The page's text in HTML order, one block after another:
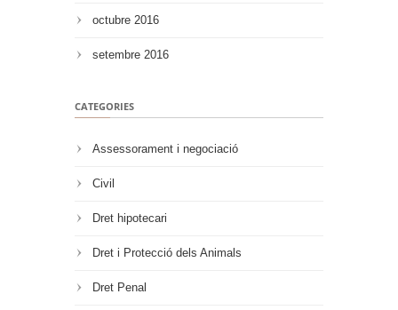
octubre 2016
setembre 2016
CATEGORIES
Assessorament i negociació
Civil
Dret hipotecari
Dret i Protecció dels Animals
Dret Penal